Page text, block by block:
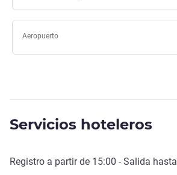
Aeropuerto
Servicios hoteleros
Registro a partir de 15:00 - Salida hasta